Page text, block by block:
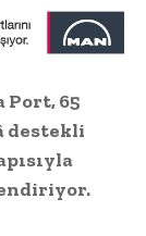
Port, 65
destekli